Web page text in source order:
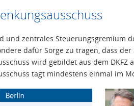
und zentrales Steuerungsgremium
dafür Sorge zu tragen, dass
wird gebildet aus dem
tagt mindestens einmal im